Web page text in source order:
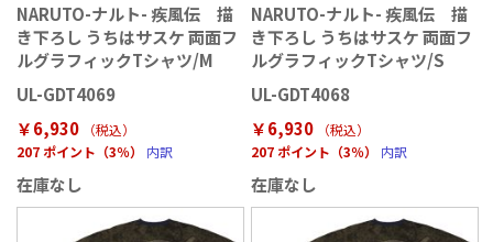
NARUTO-ナルト- 疾風伝 描
き下ろし うちはサスケ 両面フ
ルグラフィックTシャツ/M
UL-GDT4069
￥6,930
（税込）
207 ポイント（3％）
内訳
在庫なし
NARUTO-ナルト- 疾風伝 描
き下ろし うちはサスケ 両面フ
ルグラフィックTシャツ/S
UL-GDT4068
￥6,930
（税込）
207 ポイント（3％）
内訳
在庫なし